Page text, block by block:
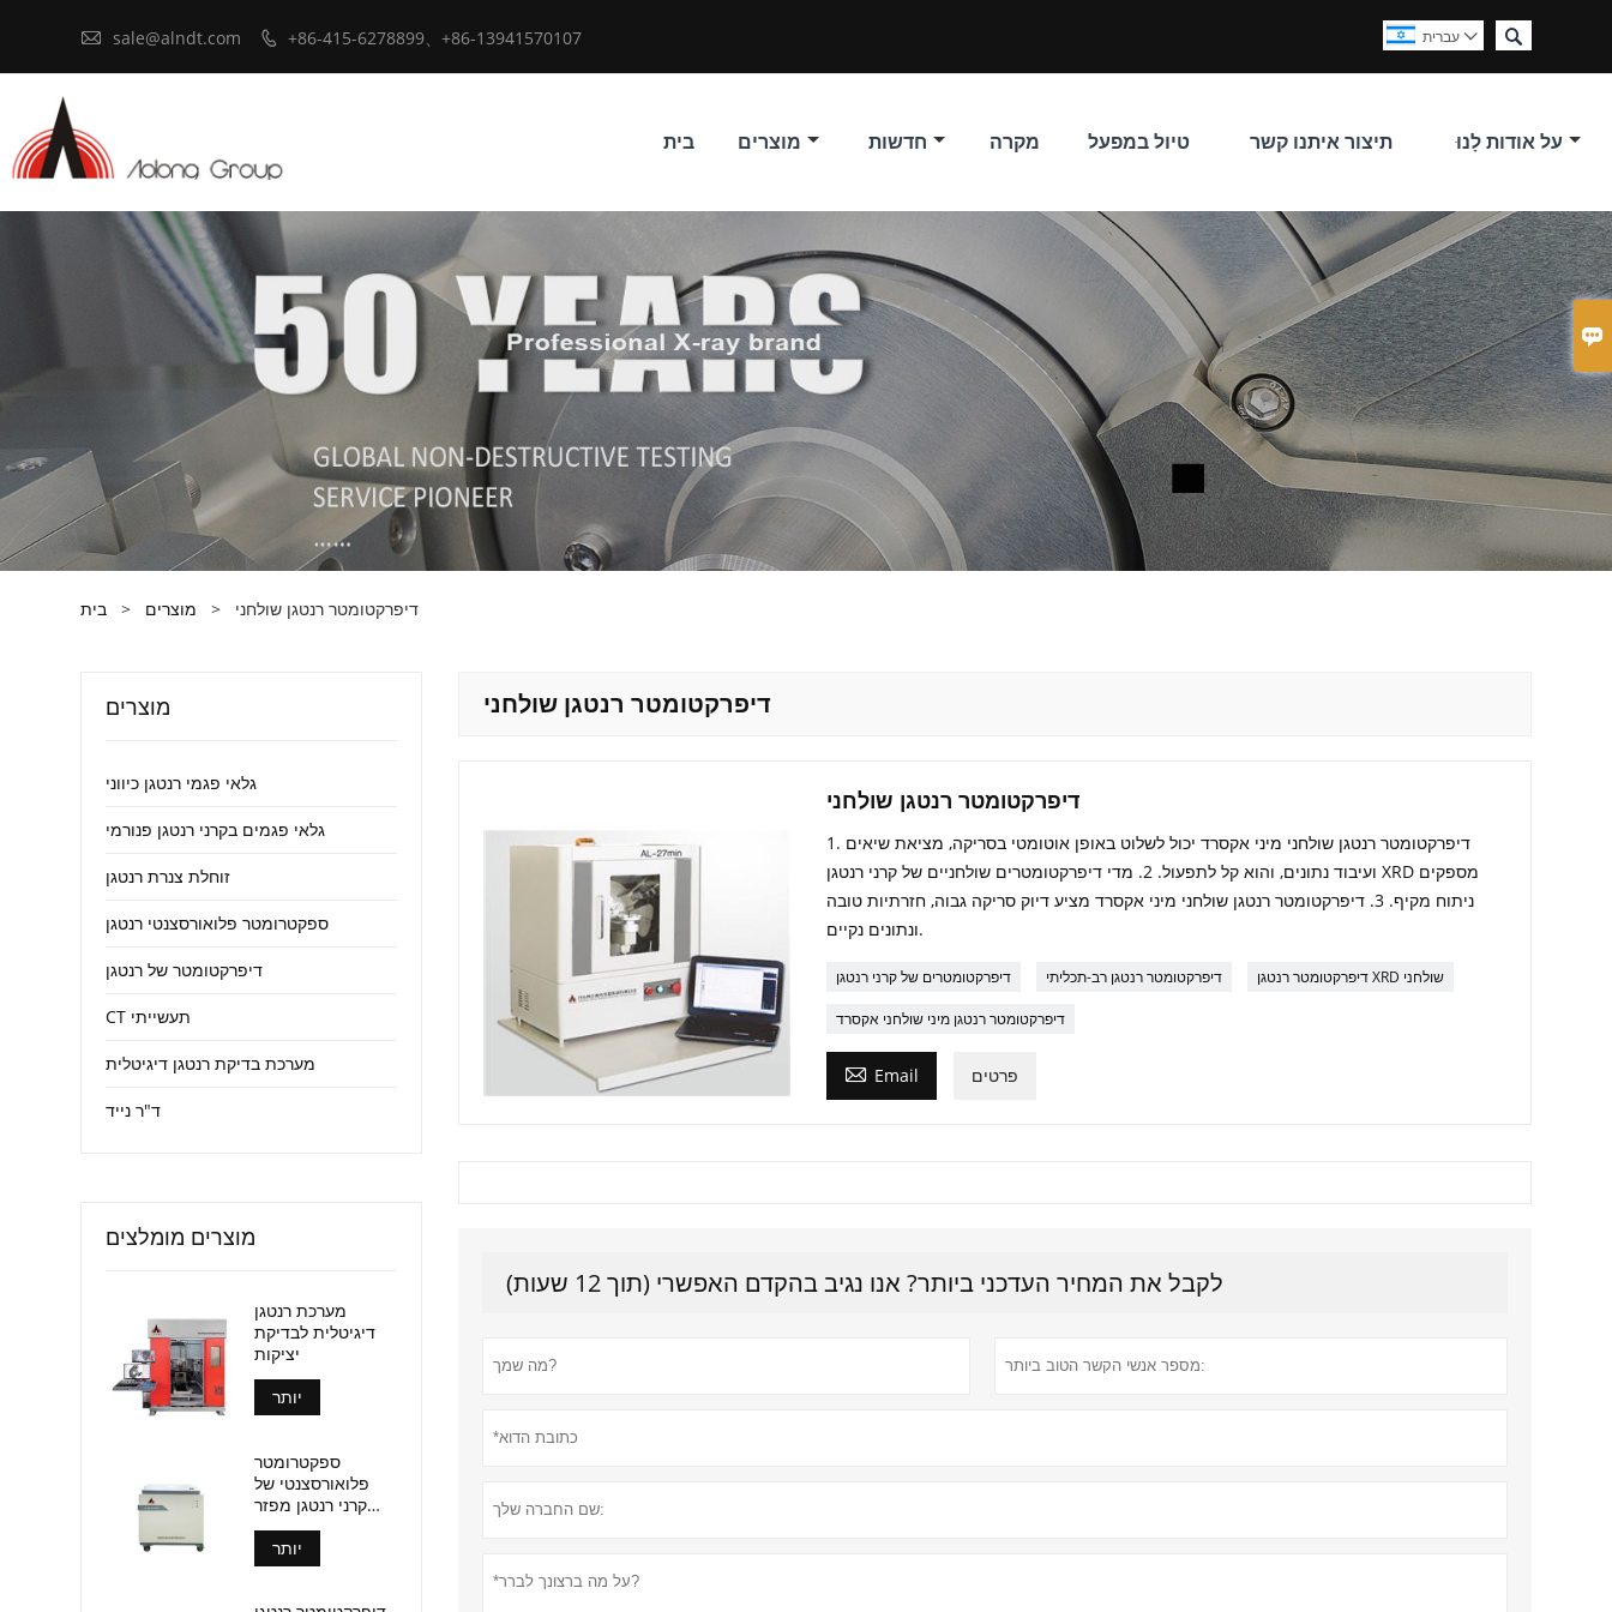

 sale@alndt.com  +86-415-6278899、+86-13941570107  עברית 
בית מוצרים חדשות מקרה טיול במפעל תיצור איתנו קשר על אודות לָנוּ
בית > מוצרים > דיפרקטומטר רנטגן שולחני
דיפרקטומטר רנטגן שולחני
דיפרקטומטר רנטגן שולחני
1. דיפרקטומטר רנטגן שולחני מיני אקסרד יכול לשלוט באופן אוטומטי בסריקה, מציאת שיאים
ועיבוד נתונים, והוא קל לתפעול. 2. מדי דיפרקטומטרים שולחניים של קרני רנטגן XRD מספקים
ניתוח מקיף. 3. דיפרקטומטר רנטגן שולחני מיני אקסרד מציע דיוק סריקה גבוה, חזרתיות טובה
ונתונים נקיים.
דיפרקטומטרים של קרני רנטגן דיפרקטומטר רנטגן רב-תכליתי דיפרקטומטר רנטגן XRD שולחני
דיפרקטומטר רנטגן מיני שולחני אקסרד
 Email פרטים
לקבל את המחיר העדכני ביותר? אנו נגיב בהקדם האפשרי (תוך 12 שעות)
מוצרים
גלאי פגמי רנטגן כיווני
גלאי פגמים בקרני רנטגן פנורמי
זוחלת צנרת רנטגן
ספקטרומטר פלואורסצנטי רנטגן
דיפרקטומטר של רנטגן
CT תעשייתי
מערכת בדיקת רנטגן דיגיטלית
ד"ר נייד
מוצרים מומלצים
מערכת רנטגן
דיגיטלית לבדיקת
יציקות
יותר
ספקטרומטר
פלואורסצנטי של
קרני רנטגן מפזר
אורך גל (אל-BP-
3000)
יותר